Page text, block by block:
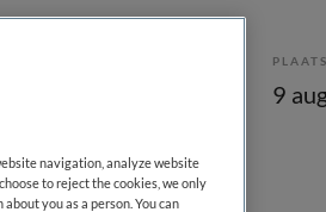
9
navigation, analyze website
to reject the cookies, we only
you as a person. You can